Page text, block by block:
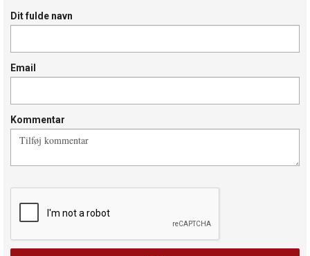
Dit fulde navn
Email
Kommentar